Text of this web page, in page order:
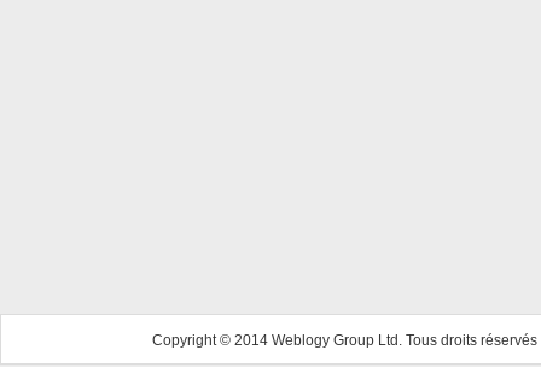
Copyright © 2014 Weblogy Group Ltd. Tous droits